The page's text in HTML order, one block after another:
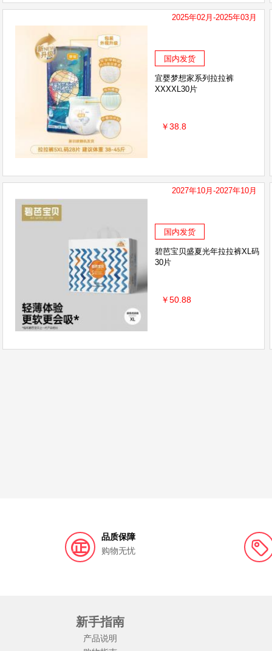
2025年02月-2025年03月
国内发货
宜婴梦想家系列拉拉裤
XXXXL30片
￥38.8
2027年10月-2027年10月
国内发货
碧芭宝贝盛夏光年拉拉裤XL码
30片
￥50.88
品质保障
购物无忧
新手指南
产品说明